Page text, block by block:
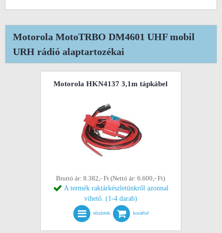
Motorola MotoTRBO DM4601 UHF mobil
URH rádió alaptartozékai
Motorola HKN4137 3,1m tápkábel
Bruttó ár: 8.382,- Ft (Nettó ár: 6.600,- Ft)
A termék raktárkészletünkről azonnal
vihető. (1-4 darab)
részletek kosárba!